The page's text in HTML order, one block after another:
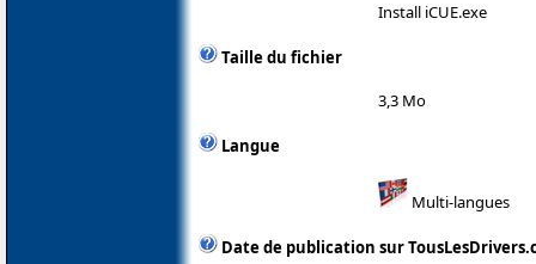
Install iCUE.exe
Taille du fichier
3,3 Mo
Langue
Multi-langues
Date de publication sur